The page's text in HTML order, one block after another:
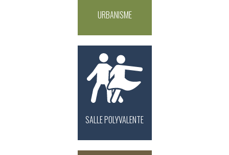
URBANISME
SALLE POLYVALENTE